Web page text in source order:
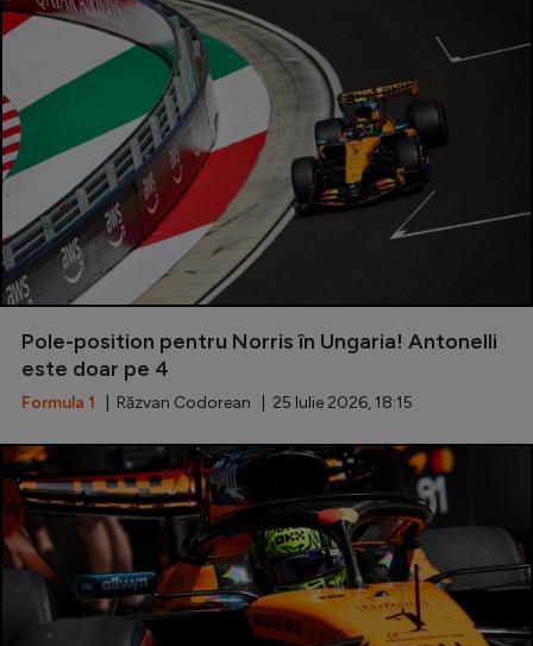
Pole-position pentru Norris în Ungaria! Antonelli
este doar pe 4
Formula 1 | Răzvan Codorean | 25 Iulie 2026, 18:15